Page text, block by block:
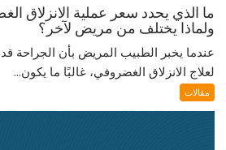
ما الذي يحدد سعر عملية الانزلاق
ولماذا يختلف من مريض لآخر؟
عندما يخبر الطبيب المريض بأن الجراحة
لعلاج الانزلاق الغضروفي، غالبًا ما يكون...
مقالات